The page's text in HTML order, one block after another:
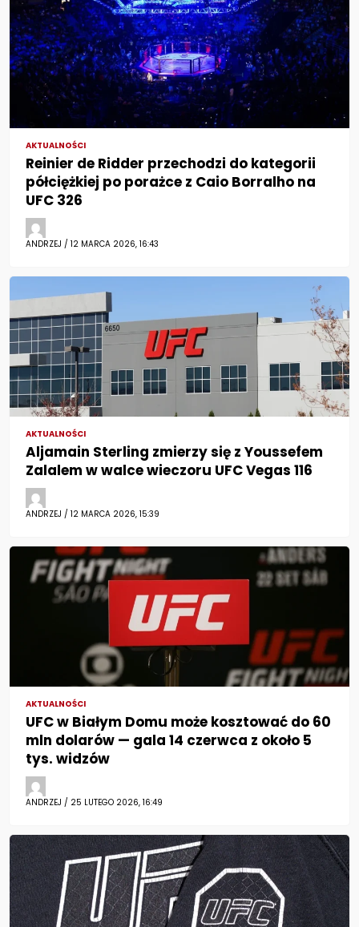
AKTUALNOŚCI
Reinier de Ridder przechodzi do kategorii
półciężkiej po porażce z Caio Borralho na
UFC 326
ANDRZEJ / 12 MARCA 2026, 16:43
AKTUALNOŚCI
Aljamain Sterling zmierzy się z Youssefem
Zalalem w walce wieczoru UFC Vegas 116
ANDRZEJ / 12 MARCA 2026, 15:39
AKTUALNOŚCI
UFC w Białym Domu może kosztować do 60
mln dolarów — gala 14 czerwca z około 5
tys. widzów
ANDRZEJ / 25 LUTEGO 2026, 16:49